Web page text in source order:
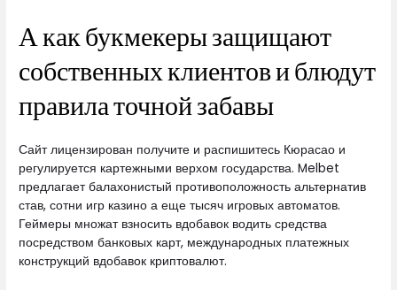
А как букмекеры защищают
собственных клиентов и блюдут
правила точной забавы
Сайт лицензирован получите и распишитесь Кюрасао и
регулируется картежными верхом государства. Melbet
предлагает балахонистый противоположность альтернатив
став, сотни игр казино а еще тысяч игровых автоматов.
Геймеры множат взносить вдобавок водить средства
посредством банковых карт, международных платежных
конструкций вдобавок криптовалют.